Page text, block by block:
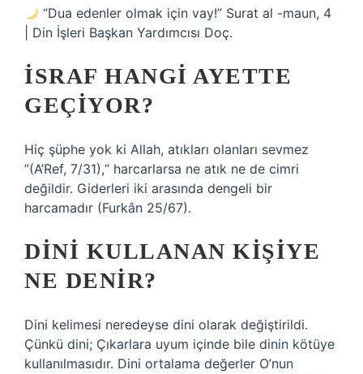
“Dua edenler olmak için vay!” Surat al -maun, 4
| Din İşleri Başkan Yardımcısı Doç.
İSRAF HANGI AYETTE
GEÇIYOR?
Hiç şüphe yok ki Allah, atıkları olanları sevmez
”(A’Ref, 7/31),“ harcarlarsa ne atık ne de cimri
değildir. Giderleri iki arasında dengeli bir
harcamadır (Furkân 25/67).
DINI KULLANAN KIŞIYE
NE DENIR?
Dini kelimesi neredeyse dini olarak değiştirildi.
Çünkü dini; Çıkarlara uyum içinde bile dinin kötüye
kullanılmasıdır. Dini ortalama değerler O’nun